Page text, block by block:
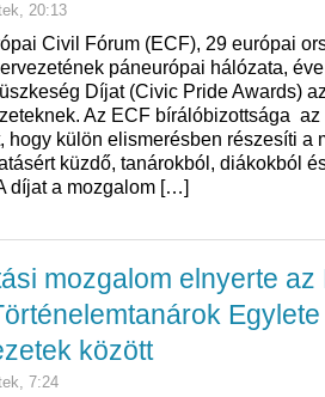
20:13
Civil Fórum (ECF), 29 európai
páneurópai hálózata,
Díjat (Civic Pride Awards)
Az ECF bírálóbizottsága
hogy külön elismerésben részesíti a
küzdő, tanárokból, diákokból
díjat a mozgalom […]
mozgalom elnyerte az
között
7:24